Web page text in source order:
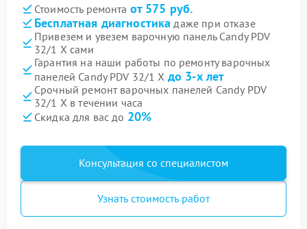
Стоимость ремонта от 575 руб.
Бесплатная диагностика даже при отказе
Привезем и увезем варочную панель Candy PDV
32/1 X сами
Гарантия на наши работы по ремонту варочных
панелей Candy PDV 32/1 X до 3-х лет
Срочный ремонт варочных панелей Candy PDV
32/1 X в течении часа
Скидка для вас до 20%
Консультация со специалистом
Узнать стоимость работ